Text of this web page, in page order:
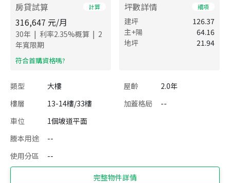
房貸試算 計算
316,647 元/月
30年 | 利率2.35%概算 | 2
年寬限期
​符合首購資格嗎?
坪數詳情 細項
建坪
126.37
主+陽
64.16
地坪
21.94
類型 大樓 屋齡
2.0年
樓層
13-14樓/33樓 加蓋格局
--
車位
1個坡道平面
謄本用途
--
使用分區
--
完整物件詳情